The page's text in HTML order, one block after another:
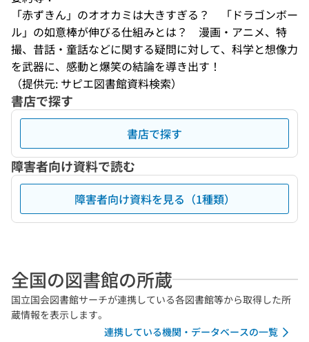
「赤ずきん」のオオカミは大きすぎる？　「ドラゴンボー
ル」の如意棒が伸びる仕組みとは？　漫画・アニメ、特
撮、昔話・童話などに関する疑問に対して、科学と想像力
を武器に、感動と爆笑の結論を導き出す！
（提供元: サピエ図書館資料検索）
書店で探す
書店で探す
障害者向け資料で読む
障害者向け資料を見る（1種類）
全国の図書館の所蔵
国立国会図書館サーチが連携している各図書館等から取得した所
蔵情報を表示します。
連携している機関・データベースの一覧